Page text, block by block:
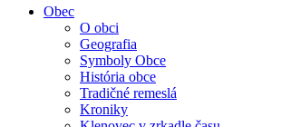
Obec
O obci
Geografia
Symboly Obce
História obce
Tradičné remeslá
Kroniky